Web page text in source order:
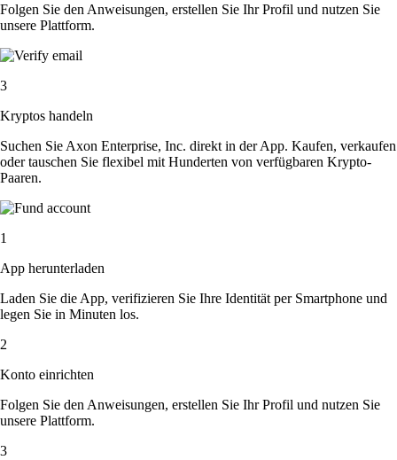
Folgen Sie den Anweisungen, erstellen Sie Ihr Profil und nutzen Sie
unsere Plattform.
3
Kryptos handeln
Suchen Sie Axon Enterprise, Inc. direkt in der App. Kaufen, verkaufen
oder tauschen Sie flexibel mit Hunderten von verfügbaren Krypto-
Paaren.
1
App herunterladen
Laden Sie die App, verifizieren Sie Ihre Identität per Smartphone und
legen Sie in Minuten los.
2
Konto einrichten
Folgen Sie den Anweisungen, erstellen Sie Ihr Profil und nutzen Sie
unsere Plattform.
3